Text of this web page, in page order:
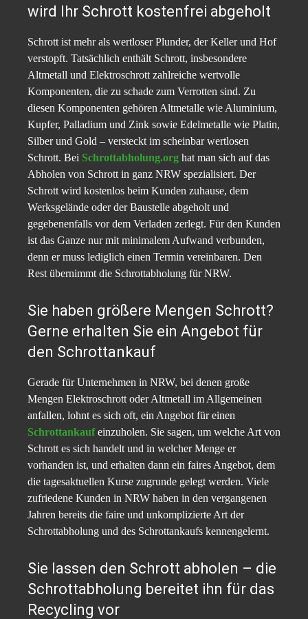
wird Ihr Schrott kostenfrei abgeholt
Schrott ist mehr als wertloser Plunder, der Keller und Hof
verstopft. Tatsächlich enthält Schrott, insbesondere
Altmetall und Elektroschrott zahlreiche wertvolle
Komponenten, die zu schade zum Verrotten sind. Zu
diesen Komponenten gehören Altmetalle wie Aluminium,
Kupfer, Palladium und Zink sowie Edelmetalle wie Platin,
Silber und Gold – versteckt im scheinbar wertlosen
Schrott. Bei Schrottabholung.org hat man sich auf das
Abholen von Schrott in ganz NRW spezialisiert. Der
Schrott wird kostenlos beim Kunden zuhause, dem
Werksgelände oder der Baustelle abgeholt und
gegebenenfalls vor dem Verladen zerlegt. Für den Kunden
ist das Ganze nur mit minimalem Aufwand verbunden,
denn er muss lediglich einen Termin vereinbaren. Den
Rest übernimmt die Schrottabholung für NRW.
Sie haben größere Mengen Schrott?
Gerne erhalten Sie ein Angebot für
den Schrottankauf
Gerade für Unternehmen in NRW, bei denen große
Mengen Elektroschrott oder Altmetall im Allgemeinen
anfallen, lohnt es sich oft, ein Angebot für einen
Schrottankaufeinzuholen. Sie sagen, um welche Art von
Schrott es sich handelt und in welcher Menge er
vorhanden ist, und erhalten dann ein faires Angebot, dem
die tagesaktuellen Kurse zugrunde gelegt werden. Viele
zufriedene Kunden in NRW haben in den vergangenen
Jahren bereits die faire und unkomplizierte Art der
Schrottabholung und des Schrottankaufs kennengelernt.
Sie lassen den Schrott abholen – die
Schrottabholung bereitet ihn für das
Recycling vor